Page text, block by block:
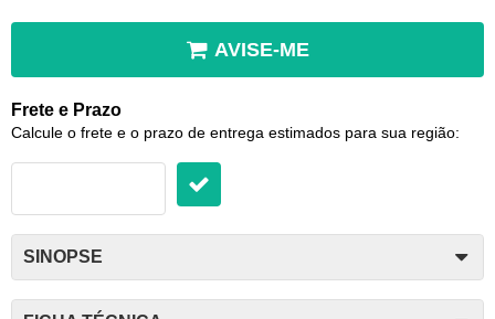
AVISE-ME
Frete e Prazo
Calcule o frete e o prazo de entrega estimados para sua região:
SINOPSE